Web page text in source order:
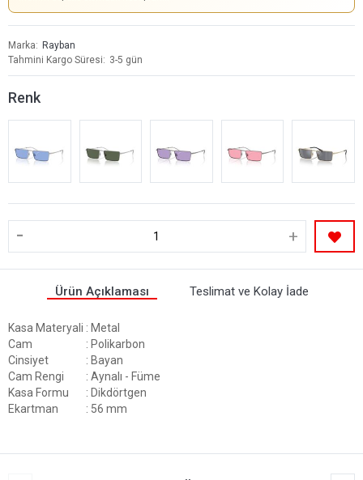
Marka
Rayban
Tahmini Kargo Süresi
3-5 gün
Renk
- +
Ürün Açıklaması Teslimat ve Kolay İade
Kasa Materyali : Metal
Cam
: Polikarbon
Cinsiyet
: Bayan
Cam Rengi
: Aynalı - Füme
Kasa Formu
: Dikdörtgen
Ekartman
: 56 mm